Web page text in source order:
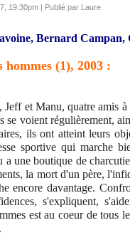
19:30pm | Publié par Laure
Bernard
(1), 2003 :
et Manu, quatre amis
se voient régulièrement,
ils ont atteint leurs
sportive qui marche
a une boutique de
la mort d'un père,
encore davantage.
s'expliquent,
est au coeur de tous